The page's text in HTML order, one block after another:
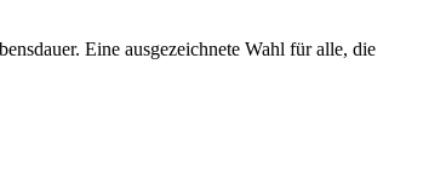
Eine ausgezeichnete Wahl für alle, die